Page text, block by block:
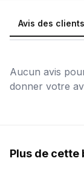
Avis des
Aucun avis
donner votre
Plus de cette